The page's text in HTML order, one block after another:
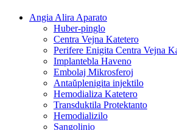
Angia Alira Aparato
Huber-pinglo
Centra Vejna Katetero
Perifere Enigita Centra Vejna
Implantebla Haveno
Embolaj Mikrosferoj
Antaŭplenigita injektilo
Hemodializa Katetero
Transduktila Protektanto
Hemodializilo
Sangolinio